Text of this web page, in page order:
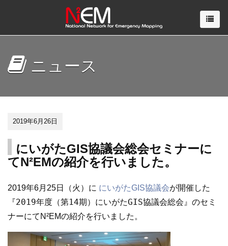
ニュース
2019年6月26日
にいがたGIS協議会総会セミナーに
てN²EMの紹介を行いました。
2019年6月25日（火）に にいがたGIS協議会が開催した
『2019年度（第14期）にいがたGIS協議会総会 』のセミ
ナーにてN²EMの紹介を行いました。